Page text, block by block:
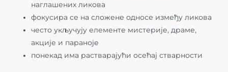
наглашених ликова
фокусира се на сложене односе између ликова
често укључују елементе мистерије, драме,
акције и параноје
понекад има растварајући осећај стварности